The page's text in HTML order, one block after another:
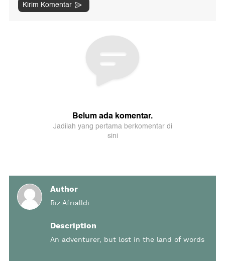
Author
Riz Afrialldi
Description
An adventurer, but lost in the land of words